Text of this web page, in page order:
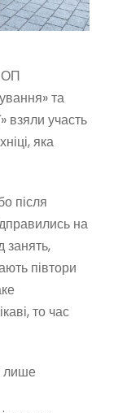
ОП
та
взяли участь
яка
після
на
занять,
півтори
то час
лише